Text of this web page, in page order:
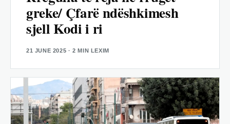
greke/ Çfarë ndëshkimesh
sjell Kodi i ri
21 JUNE 2025 · 2 MIN LEXIM